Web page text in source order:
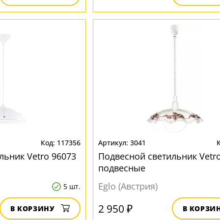
117356
Vetro 96073
5 шт.
В КОРЗИНУ
3041
Подвесной светильник
подвесные
Eglo (Австрия)
2 950 ₽ В